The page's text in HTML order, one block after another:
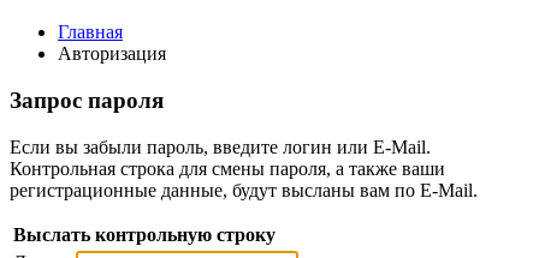
Главная
Авторизация
Запрос пароля
Если вы забыли пароль, введите логин или E-Mail.
Контрольная строка для смены пароля, а также ваши
регистрационные данные, будут высланы вам по E-Mail.
Выслать контрольную строку